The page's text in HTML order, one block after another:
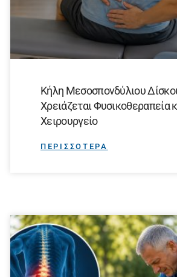
Κήλη Μεσοσπονδύλιου
Χρειάζεται Φυσικοθεραπεία
Χειρουργείο
ΠΕΡΙΣΣΟΤΕΡΑ